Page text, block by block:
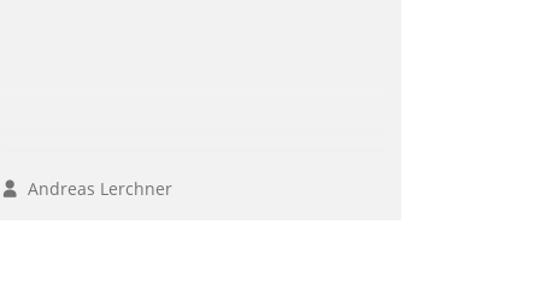
Andreas Lerchner